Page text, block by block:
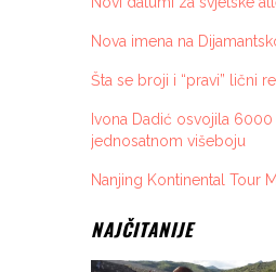
Nova imena na
Šta se broji i “pravi” lični
Ivona Dadić osvojila
jednosatnom višeboju
Nanjing Kontinental Tour
NAJČITANIJE